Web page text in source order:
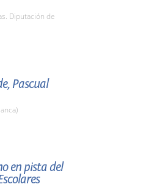
Diputación de
Pascual
en pista del